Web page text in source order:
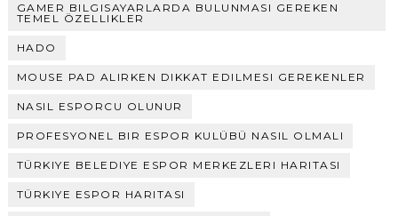
GAMER BILGISAYARLARDA BULUNMASI GEREKEN
TEMEL ÖZELLIKLER
HADO
MOUSE PAD ALIRKEN DIKKAT EDILMESI GEREKENLER
NASIL ESPORCU OLUNUR
PROFESYONEL BIR ESPOR KULÜBÜ NASIL OLMALI
TÜRKIYE BELEDIYE ESPOR MERKEZLERI HARITASI
TÜRKIYE ESPOR HARITASI